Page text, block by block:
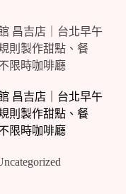
昌吉店｜台北早午
則製作甜點、餐
限時咖啡廳
昌吉店｜台北早午
則製作甜點、餐
限時咖啡廳